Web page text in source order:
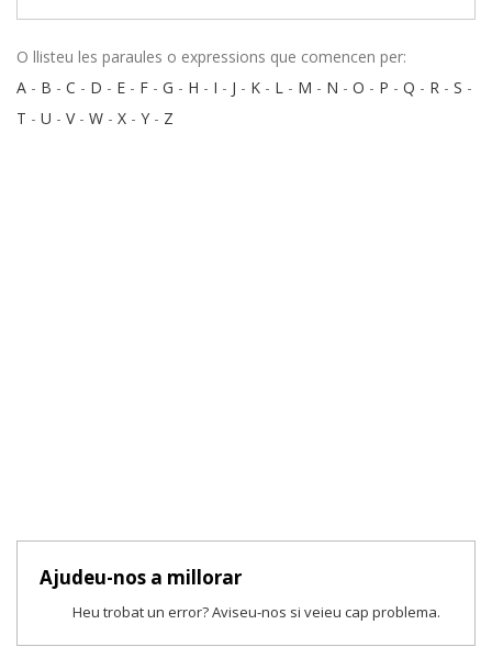
O llisteu les paraules o expressions que comencen per:
A - B - C - D - E - F - G - H - I - J - K - L - M - N - O - P - Q - R - S -
T - U - V- W - X - Y - Z
Ajudeu-nos a millorar
Heu trobat un error? Aviseu-nos si veieu cap problema.